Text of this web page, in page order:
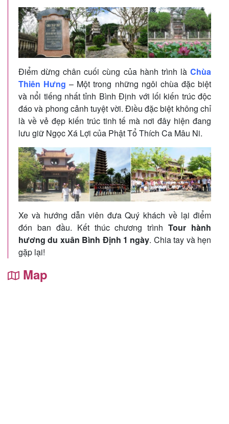
Điểm dừng chân cuối cùng của hành trình là Chùa
Thiên Hưng – Một trong những ngôi chùa đặc biệt
và nổi tiếng nhất tỉnh Bình Định với lối kiến trúc độc
đáo và phong cảnh tuyệt vời. Điều đặc biệt không chỉ
là về vẻ đẹp kiến trúc tinh tế mà nơi đây hiện đang
lưu giữ Ngọc Xá Lợi của Phật Tổ Thích Ca Mâu Ni.
Xe và hướng dẫn viên đưa Quý khách về lại điểm
đón ban đầu. Kết thúc chương trìnhTour hành
hương du xuân Bình Định 1 ngày. Chia tay và hẹn
gặp lại!
Map